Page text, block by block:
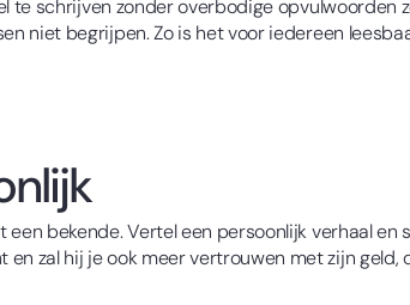
schrijven zonder overbodige opvulwoorden
niet begrijpen. Zo is het voor iedereen
bekende. Vertel een persoonlijk verhaal
zal hij je ook meer vertrouwen met zijn